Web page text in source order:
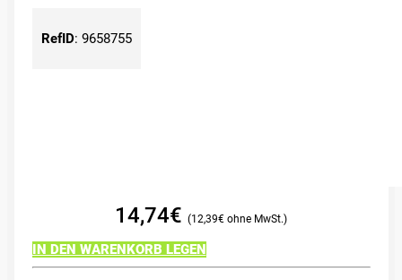
RefID: 9658755
14,74€ 12,39€
IN DEN WARENKORB LEGEN